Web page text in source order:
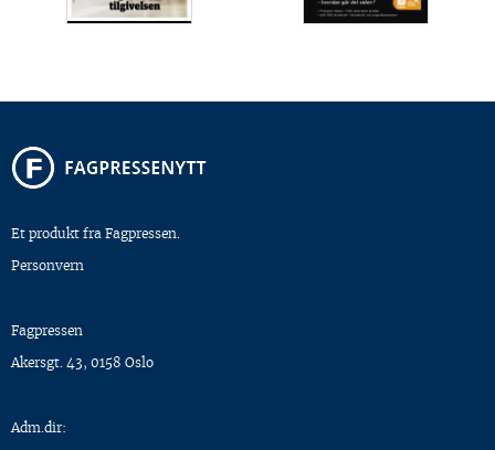
Et produkt fra Fagpressen.
Personvern
Fagpressen
Akersgt. 43, 0158 Oslo
Adm.dir: